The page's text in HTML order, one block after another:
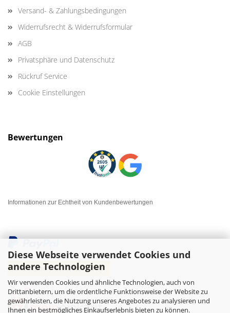
Diese Webseite verwendet Cookies und
andere Technologien
Wir verwenden Cookies und ähnliche Technologien, auch von
Drittanbietern, um die ordentliche Funktionsweise der Website zu
gewährleisten, die Nutzung unseres Angebotes zu analysieren und
Ihnen ein bestmögliches Einkaufserlebnis bieten zu können.
Versand- & Zahlungsbedingungen
Widerrufsrecht & Widerrufsformular
AGB
Privatsphäre und Datenschutz
Rückruf Service
Cookie Einstellungen
Bewertungen
Informationen zur Echtheit von Kundenbewertungen